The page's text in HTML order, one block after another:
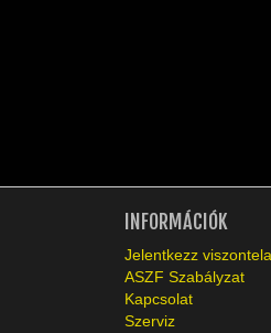
INFORMÁCIÓK
Jelentkezz
ASZF Szabályzat
Kapcsolat
Szerviz